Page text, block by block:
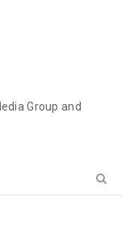
Group and